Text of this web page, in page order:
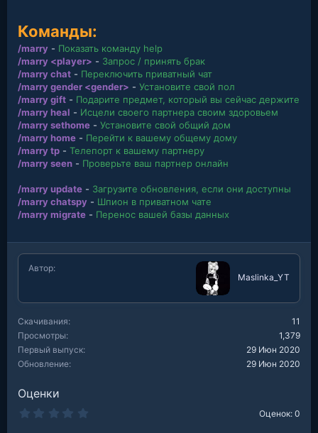
Команды:
/marry - Показать команду help
/marry <player> - Запрос / принять брак
/marry chat - Переключить приватный чат
/marry gender <gender> - Установите свой пол
/marry gift - Подарите предмет, который вы сейчас держите
/marry heal - Исцели своего партнера своим здоровьем
/marry sethome - Установите свой общий дом
/marry home - Перейти к вашему общему дому
/marry tp - Телепорт к вашему партнеру
/marry seen - Проверьте ваш партнер онлайн
/marry update - Загрузите обновления, если они доступны
/marry chatspy - Шпион в приватном чате
/marry migrate - Перенос вашей базы данных
Автор
Maslinka_YT
Скачивания
11
Просмотры
1,379
Первый выпуск
29 Июн 2020
Обновление
29 Июн 2020
Оценки
Оценок: 0